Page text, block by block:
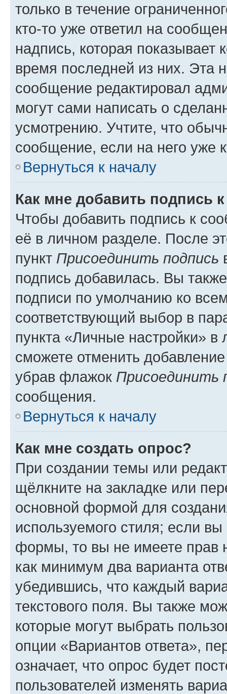
только в течение
кто-то уже ответил на
надпись, которая показывает
время последней из них. Эта
сообщение редактировал
могут сами написать о
усмотрению. Учтите, что
сообщение, если на него уже
Вернуться к началу
Как мне добавить подпись
Чтобы добавить подпись к
её в личном разделе. После
пункт Присоединить подпись
подпись добавилась. Вы
подписи по умолчанию ко
соответствующий выбор в
пункта «Личные настройки»
сможете отменить
убрав флажок Присоединить
сообщения.
Вернуться к началу
Как мне создать опрос?
При создании темы или
щёлкните на закладке или
основной формой для
используемого стиля; если
формы, то вы не имеете прав
как минимум два варианта
убедившись, что каждый
текстового поля. Вы также
которые могут выбрать
опции «Вариантов ответа»,
означает, что опрос будет
пользователей изменять